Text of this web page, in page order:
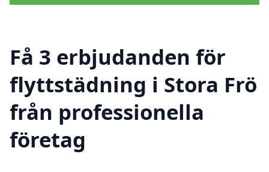
Få 3 erbjudanden för
flyttstädning i Stora Frö
från professionella
företag